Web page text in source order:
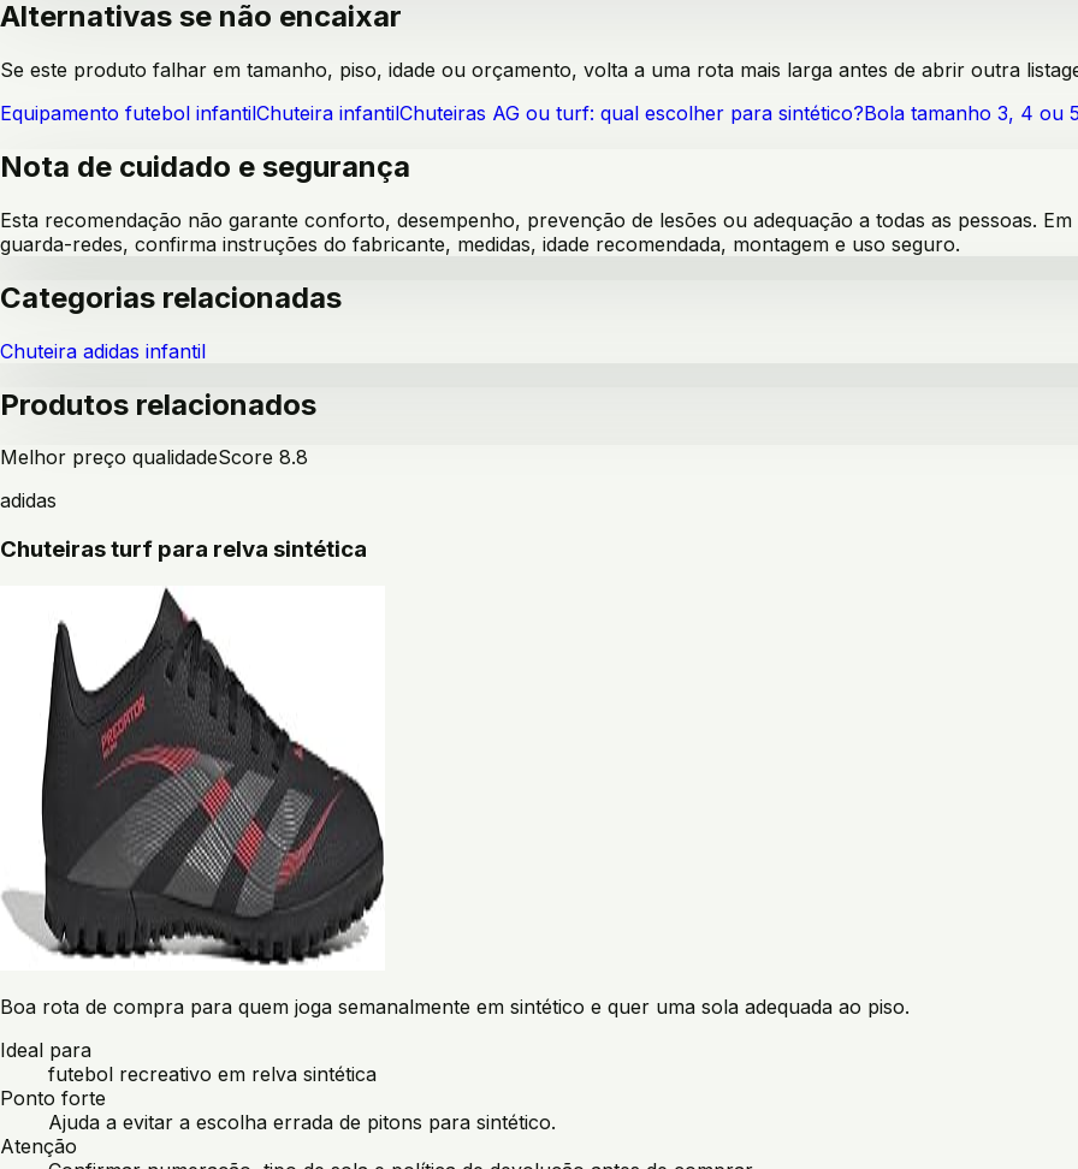
Alternativas se não encaixar
Se este produto falhar em tamanho, piso, idade ou orçamento, volta a uma rota mais larga antes de abrir outra
Equipamento futebol infantilChuteira infantilChuteiras AG ou turf: qual escolher para sintético?Bola tamanho 3, 4 ou
Nota de cuidado e segurança
Esta recomendação não garante conforto, desempenho, prevenção de lesões ou adequação a todas as pessoas.
guarda-redes, confirma instruções do fabricante, medidas, idade recomendada, montagem e uso seguro.
Categorias relacionadas
Chuteira adidas infantil
Produtos relacionados
Melhor preço qualidadeScore 8.8
adidas
Chuteiras turf para relva sintética
Boa rota de compra para quem joga semanalmente em sintético e quer uma sola adequada ao piso.
Ideal para
futebol recreativo em relva sintética
Ponto forte
Ajuda a evitar a escolha errada de pitons para sintético.
Atenção